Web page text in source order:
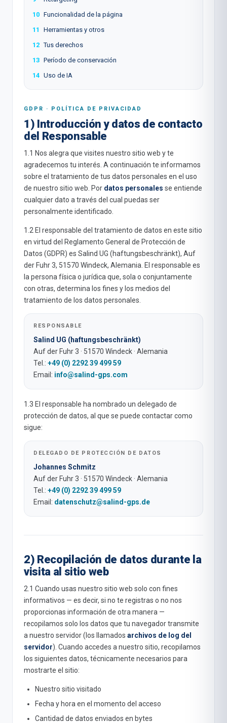
10 Funcionalidad de la página
11
Herramientas y otros
12 Tus derechos
13 Período de conservación
14 Uso de IA
GDPR · POLÍTICA DE PRIVACIDAD
1) Introducción y datos de contacto
del Responsable
1.1 Nos alegra que visites nuestro sitio web y te
agradecemos tu interés. A continuación te informamos
sobre el tratamiento de tus datos personales en el uso
de nuestro sitio web. Por datos personales se entiende
cualquier dato a través del cual puedas ser
personalmente identificado.
1.2 El responsable del tratamiento de datos en este sitio
en virtud del Reglamento General de Protección de
Datos (GDPR) es Salind UG (haftungsbeschränkt), Auf
der Fuhr 3, 51570 Windeck, Alemania. El responsable es
la persona física o jurídica que, sola o conjuntamente
con otras, determina los fines y los medios del
tratamiento de los datos personales.
RESPONSABLE
Salind UG (haftungsbeschränkt)
Auf der Fuhr 3 · 51570 Windeck · Alemania
Tel.: +49 (0) 2292 39 499 59
Email: info@salind-gps.com
1.3 El responsable ha nombrado un delegado de
protección de datos, al que se puede contactar como
sigue:
DELEGADO DE PROTECCIÓN DE DATOS
Johannes Schmitz
Auf der Fuhr 3 · 51570 Windeck · Alemania
Tel.: +49 (0) 2292 39 499 59
Email: datenschutz@salind-gps.de
2) Recopilación de datos durante la
visita al sitio web
2.1 Cuando usas nuestro sitio web solo con fines
informativos — es decir, si no te registras o no nos
proporcionas información de otra manera —
recopilamos solo los datos que tu navegador transmite
a nuestro servidor (los llamados archivos de log del
servidor). Cuando accedes a nuestro sitio, recopilamos
los siguientes datos, técnicamente necesarios para
mostrarte el sitio:
Nuestro sitio visitado
Fecha y hora en el momento del acceso
Cantidad de datos enviados en bytes